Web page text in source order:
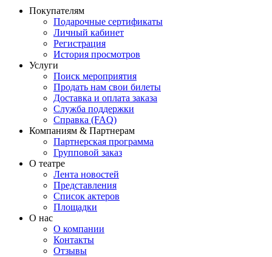
Покупателям
Подарочные сертификаты
Личный кабинет
Регистрация
История просмотров
Услуги
Поиск мероприятия
Продать нам свои билеты
Доставка и оплата заказа
Служба поддержки
Справка (FAQ)
Компаниям & Партнерам
Партнерская программа
Групповой заказ
О театре
Лента новостей
Представления
Список актеров
Площадки
О нас
О компании
Контакты
Отзывы